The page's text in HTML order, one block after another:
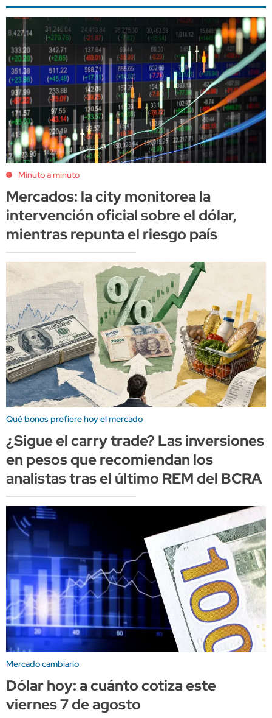
Minuto a minuto
Mercados: la city monitorea la
intervención oficial sobre el dólar,
mientras repunta el riesgo país
Qué bonos prefiere hoy el mercado
¿Sigue el carry trade? Las inversiones
en pesos que recomiendan los
analistas tras el último REM del BCRA
Mercado cambiario
Dólar hoy: a cuánto cotiza este
viernes 7 de agosto